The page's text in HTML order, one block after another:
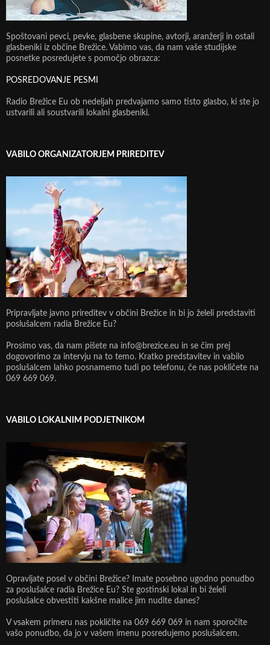
Spoštovani pevci, pevke, glasbene skupine, avtorji, aranžerji in ostali
glasbeniki iz občine Brežice. Vabimo vas, da nam vaše studijske
posnetke posredujete s pomočjo obrazca:
POSREDOVANJE PESMI
Radio Brežice Eu ob nedeljah predvajamo samo tisto glasbo, ki ste jo
ustvarili ali soustvarili lokalni glasbeniki.
VABILO ORGANIZATORJEM PRIREDITEV
Pripravljate javno prireditev v občini Brežice in bi jo želeli predstaviti
poslušalcem radia Brežice Eu?
Prosimo vas, da nam pišete na info@brezice.eu in se čim prej
dogovorimo za intervju na to temo. Kratko predstavitev in vabilo
poslušalcem lahko posnamemo tudi po telefonu, če nas pokličete na
069 669 069.
VABILO LOKALNIM PODJETNIKOM
Opravljate posel v občini Brežice? Imate posebno ugodno ponudbo
za poslušalce radia Brežice Eu? Ste gostinski lokal in bi želeli
poslušalce obvestiti kakšne malice jim nudite danes?
V vsakem primeru nas pokličite na 069 669 069 in nam sporočite
vašo ponudbo, da jo v vašem imenu posredujemo poslušalcem.